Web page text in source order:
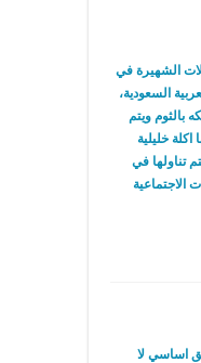
الشهيرة في
السعودية،
بالثوم ويتم
خليلية
تناولها في
الاجتماعية
اساسي لا